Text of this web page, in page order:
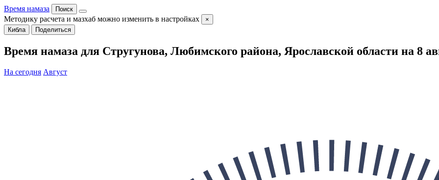
Время намаза Поиск
Методику расчета и мазхаб можно изменить в настройках
×
Кибла
Поделиться
Время намаза для Стругунова, Любимского района, Ярославской области на 8
На сегодня Август